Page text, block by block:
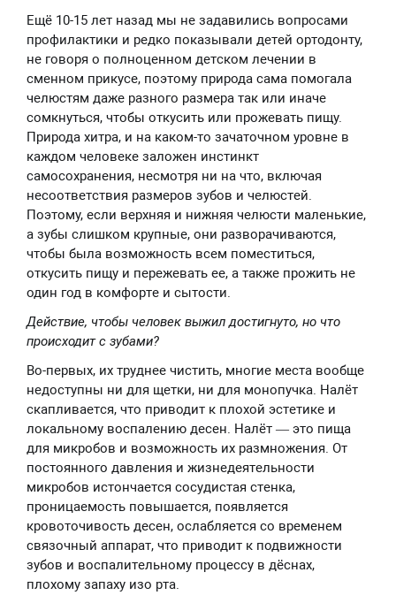
Ещё 10-15 лет назад мы не задавились вопросами
профилактики и редко показывали детей ортодонту,
не говоря о полноценном детском лечении в
сменном прикусе, поэтому природа сама помогала
челюстям даже разного размера так или иначе
сомкнуться, чтобы откусить или прожевать пищу.
Природа хитра, и на каком-то зачаточном уровне в
каждом человеке заложен инстинкт
самосохранения, несмотря ни на что, включая
несоответствия размеров зубов и челюстей.
Поэтому, если верхняя и нижняя челюсти маленькие,
а зубы слишком крупные, они разворачиваются,
чтобы была возможность всем поместиться,
откусить пищу и пережевать ее, а также прожить не
один год в комфорте и сытости.
Действие, чтобы человек выжил достигнуто, но что
происходит с зубами?
Во-первых, их труднее чистить, многие места вообще
недоступны ни для щетки, ни для монопучка. Налёт
скапливается, что приводит к плохой эстетике и
локальному воспалению десен. Налёт — это пища
для микробов и возможность их размножения. От
постоянного давления и жизнедеятельности
микробов истончается сосудистая стенка,
проницаемость повышается, появляется
кровоточивость десен, ослабляется со временем
связочный аппарат, что приводит к подвижности
зубов и воспалительному процессу в дёснах,
плохому запаху изо рта.